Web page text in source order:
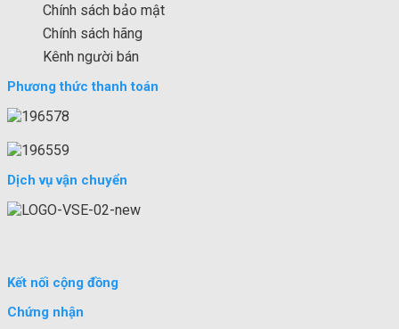
Chính sách bảo mật
Chính sách hãng
Kênh người bán
Phương thức thanh toán
Dịch vụ vận chuyển
Kết nối cộng đồng
Chứng nhận